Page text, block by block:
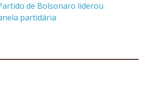
de Bolsonaro liderou
partidária